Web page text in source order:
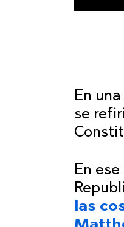
En
se
En
las